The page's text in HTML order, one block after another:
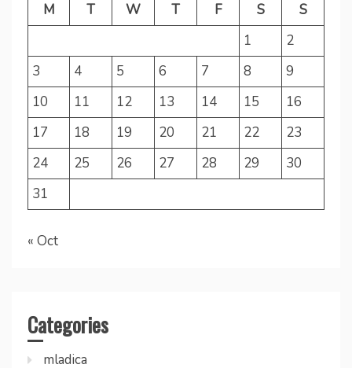
M
T W T F S
S
1
2
3
4 5 6 7 8
9
10
11 12 13 14 15
16
17
18 19 20 21 22
23
24
25 26 27 28 29
30
31
« Oct
Categories
mladica